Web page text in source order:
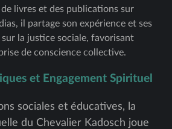
livres et des publications sur
il partage son expérience et ses
la justice sociale, favorisant
de conscience collective.
et Engagement Spirituel
sociales et éducatives, la
du Chevalier Kadosch joue